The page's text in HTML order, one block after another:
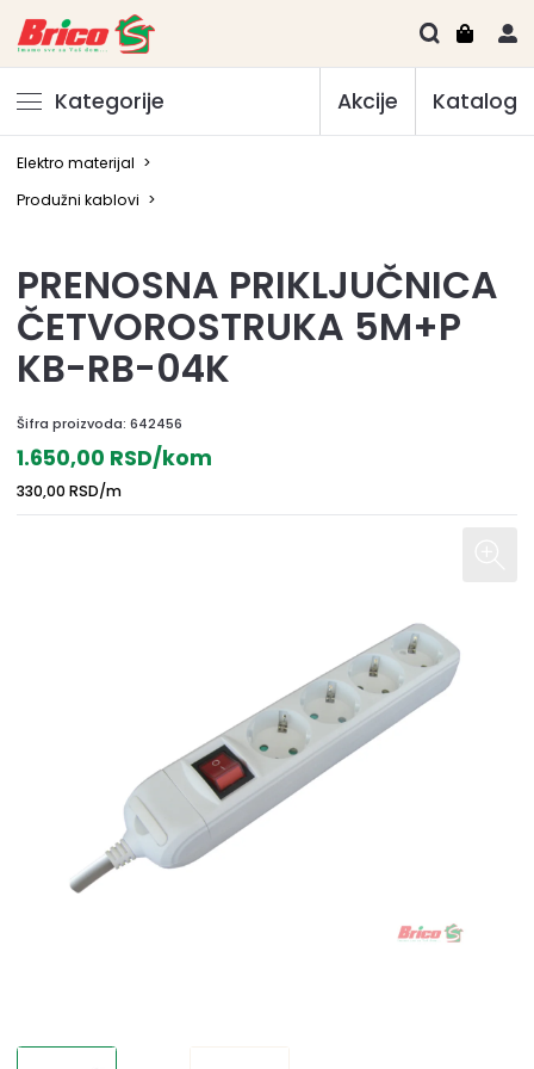
Kategorije Akcije Katalog
Elektro materijal >
Produžni kablovi >
PRENOSNA PRIKLJUČNICA
ČETVOROSTRUKA 5M+P
KB-RB-04K
Šifra proizvoda: 642456
1.650,00 RSD/kom
330,00 RSD/m